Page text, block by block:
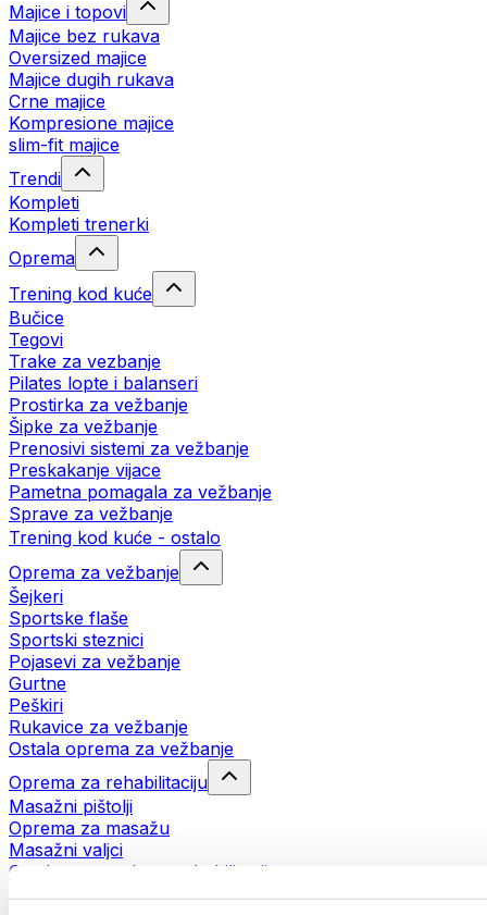
Majice i topovi
Majice bez rukava
Oversized majice
Majice dugih rukava
Crne majice
Kompresione majice
slim-fit majice
Trendi
Kompleti
Kompleti trenerki
Oprema
Trening kod kuće
Bučice
Tegovi
Trake za vezbanje
Pilates lopte i balanseri
Prostirka za vežbanje
Šipke za vežbanje
Prenosivi sistemi za vežbanje
Preskakanje vijace
Pametna pomagala za vežbanje
Sprave za vežbanje
Trening kod kuće - ostalo
Oprema za vežbanje
Šejkeri
Sportske flaše
Sportski steznici
Pojasevi za vežbanje
Gurtne
Peškiri
Rukavice za vežbanje
Ostala oprema za vežbanje
Oprema za rehabilitaciju
Masažni pištolji
Oprema za masažu
Masažni valjci
Ostala pomagala za rehabilitaciju
Torbe i rančevi